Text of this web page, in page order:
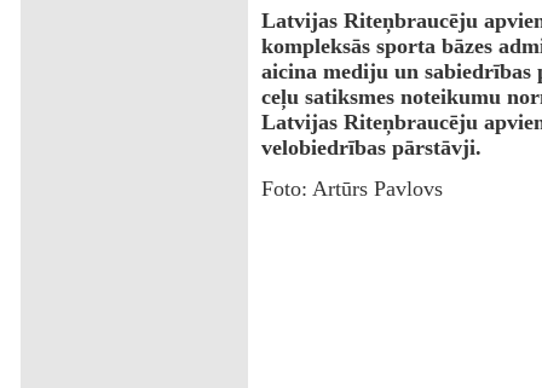
Latvijas Riteņbraucēju
kompleksās sporta bāzes
aicina mediju un
ceļu satiksmes noteikumu
Latvijas Riteņbraucēju
velobiedrības pārstāvji.
Foto: Artūrs Pavlovs